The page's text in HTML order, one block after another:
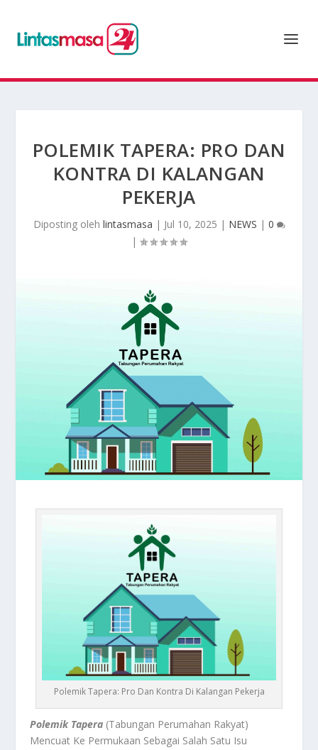
POLEMIK TAPERA: PRO DAN
KONTRA DI KALANGAN
PEKERJA
Diposting oleh lintasmasa | Jul 10, 2025 | NEWS | 0
|
Polemik Tapera: Pro Dan Kontra Di Kalangan Pekerja
Polemik Tapera (Tabungan Perumahan Rakyat)
Mencuat Ke Permukaan Sebagai Salah Satu Isu